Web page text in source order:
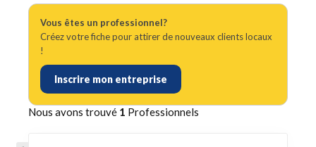
Vous êtes un professionnel?
Créez votre fiche pour attirer de nouveaux clients locaux
!
Inscrire mon entreprise
Nous avons trouvé 1 Professionnels